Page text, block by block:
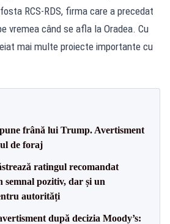
RCS-RDS, firma care a precedat
vremea când se afla la Oradea. Cu
mai multe proiecte importante cu
frână lui Trump. Avertisment
de foraj
ratingul recomandat
semnal pozitiv, dar și un
autorități
după decizia Moody’s: